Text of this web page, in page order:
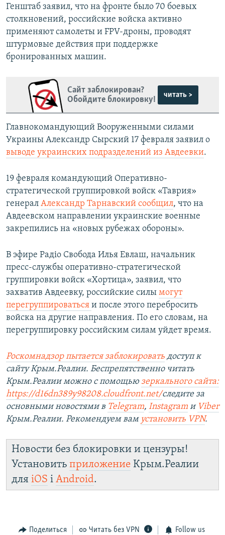
Генштаб заявил, что на фронте было 70 боевых
столкновений, российские войска активно
применяют самолеты и FPV-дроны, проводят
штурмовые действия при поддержке
бронированных машин.
Сайт заблокирован?
Обойдите блокировку!
читать >
Главнокомандующий Вооруженными силами
Украины Александр Сырский 17 февраля заявил о
выводе украинских подразделений из Авдеевки.
19 февраля командующий Оперативно-
стратегической группировкой войск «Таврия»
генерал Александр Тарнавский сообщил, что на
Авдеевском направлении украинские военные
закрепились на «новых рубежах обороны».
В эфире Радіо Свобода Илья Евлаш, начальник
пресс-службы оперативно-стратегической
группировки войск «Хортица», заявил, что
захватив Авдеевку, российские силы могут
перегруппироваться и после этого перебросить
войска на другие направления. По его словам, на
перегруппировку российским силам уйдет время.
Роскомнадзор пытается заблокировать доступ к
сайту Крым.Реалии. Беспрепятственно читать
Крым.Реалии можно с помощью зеркального сайта:
https://d16dn389y98208.cloudfront.net/следите за
основными новостями в Telegram, Instagram и Viber
Крым.Реалии. Рекомендуем вам установить VPN.
Новости без блокировки и цензуры!
Установить приложение Крым.Реалии
для iOS і Android.
Поделиться Читать без VPN Follow us